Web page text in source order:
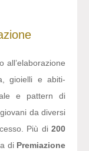
all’elaborazione
gioielli e abiti-
e pattern di
da diversi
Più di 200
di Premiazione